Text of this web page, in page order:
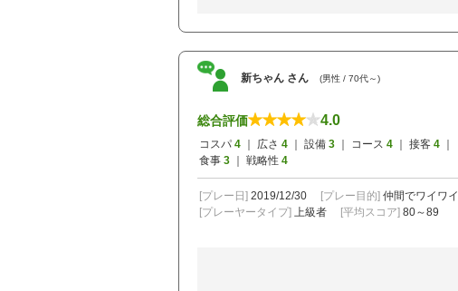
新ちゃん さん (男性 / 70代～)
総合評価 4.0
コスパ 4 ｜ 広さ 4 ｜ 設備 3 ｜ コース 4 ｜ 接客 4
食事 3 ｜ 戦略性 4
[プレー日] 2019/12/30 [プレー目的] 仲間でワイワイ
[プレーヤータイプ] 上級者 [平均スコア] 80～89